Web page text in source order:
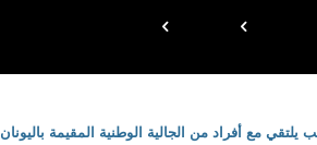
مع أفراد من الجالية الوطنية المقيمة باليونان